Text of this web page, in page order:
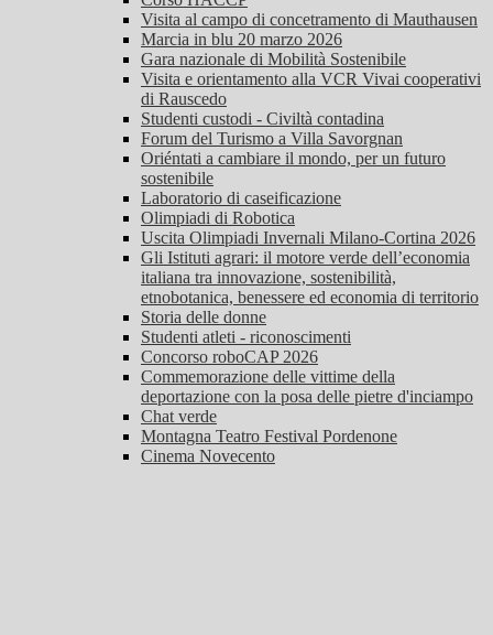
Visita al campo di concetramento di Mauthausen
Marcia in blu 20 marzo 2026
Gara nazionale di Mobilità Sostenibile
Visita e orientamento alla VCR Vivai cooperativi
di Rauscedo
Studenti custodi - Civiltà contadina
Forum del Turismo a Villa Savorgnan
Oriéntati a cambiare il mondo, per un futuro
sostenibile
Laboratorio di caseificazione
Olimpiadi di Robotica
Uscita Olimpiadi Invernali Milano-Cortina 2026
Gli Istituti agrari: il motore verde dell’economia
italiana tra innovazione, sostenibilità,
etnobotanica, benessere ed economia di territorio
Storia delle donne
Studenti atleti - riconoscimenti
Concorso roboCAP 2026
Commemorazione delle vittime della
deportazione con la posa delle pietre d'inciampo
Chat verde
Montagna Teatro Festival Pordenone
Cinema Novecento